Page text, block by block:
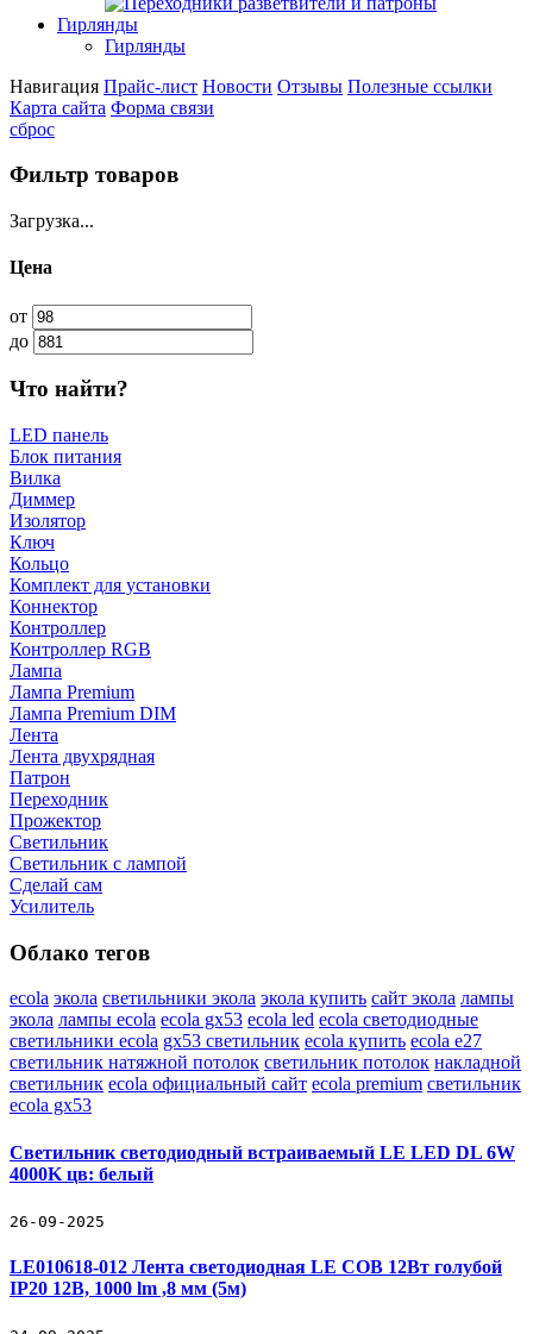
Гирлянды
Гирлянды
Навигация Прайс-лист Новости Отзывы Полезные ссылки
Карта сайта Форма связи
сброс
Фильтр товаров
Загрузка...
Цена
от
до
Что найти?
LED панель
Блок питания
Вилка
Диммер
Изолятор
Ключ
Кольцо
Комплект для установки
Коннектор
Контроллер
Контроллер RGB
Лампа
Лампа Premium
Лампа Premium DIM
Лента
Лента двухрядная
Патрон
Переходник
Прожектор
Светильник
Светильник c лампой
Сделай сам
Усилитель
Облако тегов
ecola экола светильники экола экола купить сайт экола лампы
экола лампы ecola ecola gx53 ecola led ecola светодиодные
светильники ecola gx53 светильник ecola купить ecola e27
светильник натяжной потолок светильник потолок накладной
светильник ecola официальный сайт ecola premium светильник
ecola gx53
Светильник светодиодный встраиваемый LE LED DL 6W
4000K цв: белый
26-09-2025
LE010618-012 Лента светодиодная LE COB 12Вт голубой
IP20 12В, 1000 lm ,8 мм (5м)